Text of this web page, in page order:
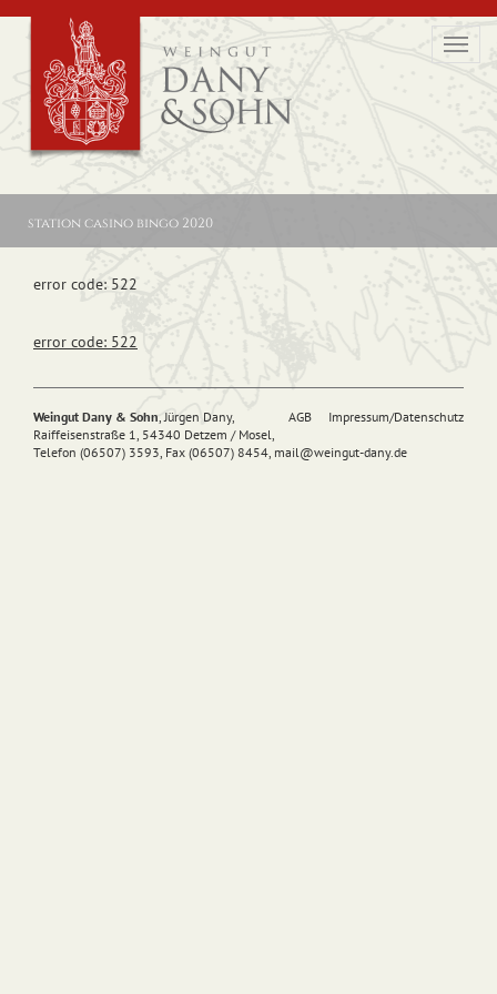
station casino bingo 2020
error code: 522
error code: 522
AGB Impressum/Datenschutz
Weingut Dany & Sohn, Jürgen Dany,
Raiffeisenstraße 1, 54340 Detzem / Mosel,
Telefon (06507) 3593, Fax (06507) 8454, mail@weingut-dany.de